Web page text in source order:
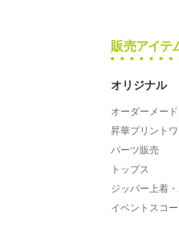
販売アイテ
オリジナル
オーダーメー
昇華プリント
パーツ販売
トップス
ジッパー上着
イベントスコ